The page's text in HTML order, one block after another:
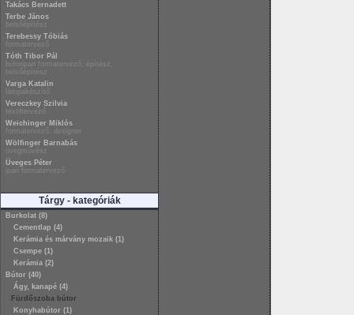
Takács Bernadett
Terbe János
belsőépítész
Terebessy Tóbiás
formatervező
Tóth Tibor Pál
bútoripari formatervező, építész,
belsőépítész
Varga Katalin
lámpakészítő
Vereczkey Szilvia
textiltervező
Weichinger Miklós
formatervező, designer
Wölfinger Barnabás
üvegművész
Üveges Péter
ipari formatervező
Tárgy - kategóriák
Burkolat (8)
Cementlap (4)
Kerámia és márvány mozaik (1)
Csempe (1)
Kerámia (2)
Bútor (40)
Ágy, kanapé (4)
Fürdőszoba bútor
Konyhabútor (1)